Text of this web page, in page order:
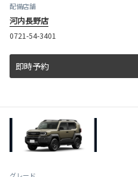
配備店舗
河内長野店
0721-54-3401
即時予約